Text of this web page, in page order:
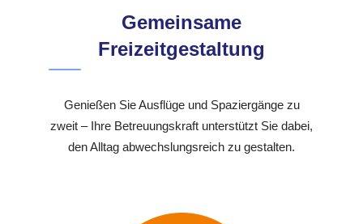
Gemeinsame
Freizeitgestaltung
Genießen Sie Ausflüge und Spaziergänge zu
zweit – Ihre Betreuungskraft unterstützt Sie dabei,
den Alltag abwechslungsreich zu gestalten.